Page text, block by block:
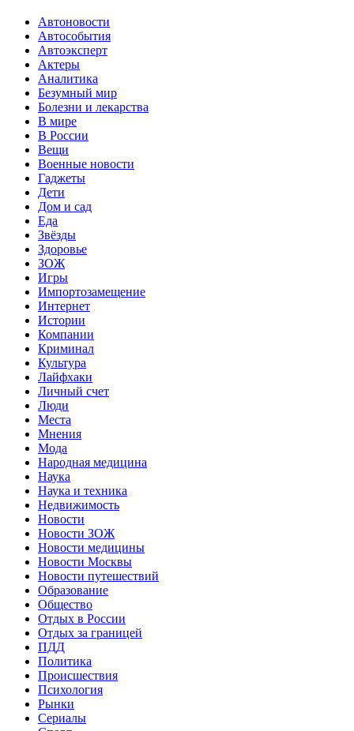
Автоновости
Автособытия
Автоэксперт
Актеры
Аналитика
Безумный мир
Болезни и лекарства
В мире
В России
Вещи
Военные новости
Гаджеты
Дети
Дом и сад
Еда
Звёзды
Здоровье
ЗОЖ
Игры
Импортозамещение
Интернет
Истории
Компании
Криминал
Культура
Лайфхаки
Личный счет
Люди
Места
Мнения
Мода
Народная медицина
Наука
Наука и техника
Недвижимость
Новости
Новости ЗОЖ
Новости медицины
Новости Москвы
Новости путешествий
Образование
Общество
Отдых в России
Отдых за границей
ПДД
Политика
Происшествия
Психология
Рынки
Сериалы